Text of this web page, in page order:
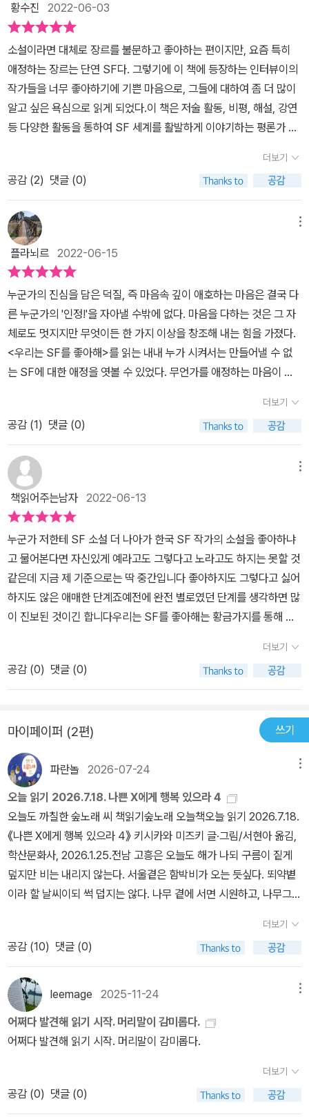
황수진 2022-06-03
소설이라면 대체로 장르를 불문하고 좋아하는 편이지만, 요즘 특히
애정하는 장르는 단연 SF다. 그렇기에 이 책에 등장하는 인터뷰이의
작가들을 너무 좋아하기에 기쁜 마음으로, 그들에 대하여 좀 더 많이
알고 싶은 욕심으로 읽게 되었다.이 책은 저술 활동, 비평, 해설, 강연
등 다양한 활동을 통하여 SF 세계를 활발하게 이야기하는 평론가 심
만나 나눈 인터뷰 내용을 담고 있다. 새로운 세상을 이야기하는 여섯
작가의 개개인의 가치관과 사고방식, 생활을 세밀하게 담은 인터뷰집
인 이 책을 읽는 것만으로도 오늘의 한국 SF 세계에 좀 더 깊숙이 발
을 들어놓은 듯한 느낌이 들어 좋다.저자는 책에는 정말 간편한 해답
도 확실한 구원도 없지만 읽는 행위는 우리에게 아주 많은 삶과 세계
를 불러온다고 말한다. 우리는 읽는 행위를 통해 한번도 살아보지 않
은 삶에 대해, 한번도 가보지 않은 세계에 대해 알게 되고 이를 통해
위안을 얻기도 하고 살아갈 힘을 얻기도 한다. 그런 면에서 SF는 무
척이나 혼란스럽지만 즐거운 장르라 할 수 있다. SF 장르에서는 삶과
세계의 가능성은 아주 폭넓게 펼쳐진다. SF에서는 종종 비인간은 비
인간적으로, 인간은 우주적으로 확장되곤 한다. 게다가 아득하게 멀
지만 곧 눈 앞에 도달할 듯한 세계가 묘사되기도 한다. 책이 그러하듯
이 SF 세계에서도 뾰족한 해답이나 구원은 없다. SF는 현실의 빈틈
과 가능성을 마주하는 공간이기에 더 즐겁고 더 혼란스럽다고 할까.
심보영 작가에게 SF를 쓰면서 과학적 또는 이론적 측면을 어떻게 채
우냐라는 질문에 대한 답은 심보영 작가 자체를 다시 보게 만들었다.
심보영 작가는 한 문장을 위해서라 할지라도 모르는 부분이 나오면
중학교 교과서부터 시작하여 고등학교, 대학교 교과서로 확장하여 공
부한다고 한다. 그리고 덧붙여서 '공부에는 자존심을 버리고 해야 해
요.'라는 말을 하였는데, 이렇게 공부 앞에 겸손함과 문장 하나의 소중
함을 깨친 작가라면 앞으로를 더 기대해도 되겠다는 생각이 들었다.
심보영 작가의 앞으로의 행보에 진심으로 응원하고 싶다. 김초엽 작
가가 <지구 끝의 온실>에 대한 인터뷰 중 식물에 대해 말한 내용들은
죽음에 대한 개념 자체도 다르다는 말이 신박하다. 그동안 우리는 많
은 것들을 인간의 입장에서만 바라봤구나 싶기도 하고 말이다.'나의
취향을 조금 내려 놓으면 새로운 세계를 만나게' 된다는 김초엽 작가
고 싶다. 어쩌면 취향이라 불리는 마음의 장벽 때문에 새로운 세걔를
새로운 작품들을 그동안 못 본 거라는 생각을 하니 조금은 물렁한 장
벽을 가지는 일도 괜찮을 듯 싶다. 가보지 못한 길, 알지 못한 세계를
알아가는 재미도 꽤 좋고 즐거우니까 말이다.SF세계에서는 여느 소
설보다 훨씬 쉽게 현실에서 일어나는 혐오나 차별이 자라지고, 장애
요인나 비정상이라고 여기는 요인들이 강점이 되곤 한다. '표준'이 바
뀐 세상을 상상하며 작가들은 오늘의 빈틈과 문제를 마주하며 내일의
가능성을 이야기 하곤 한다. 그렇다고 SF세계를 통해 작가들이 이야
기하는 세상이 유토피아나 이상세계는 아니다. 하지만 현실과는 달리
무언가 뒤바뀐 SF 세계를 통해 적어도 우리는 우리가 살아가는 세상
의 문제점과 고민에 좀 더 쉽게 다가서게 된다. 그리고 같이 고민하고
해결해가면서 적어도 지금보다는 달라진 미래를 꿈꿀 수 있게 된다.
오는 게 아닐까.이 책에 나오는 여섯 작가들은 각자의 방식으로 글을
쓴다. 작업 시간, 작업 공간과 이야기를 짜는 방식까지 모두 너무 다른
다. 하지만 글을 쓰는 즐거움만큼은 모두가 누리고 있는 듯하다. 아직
까지 한국에서 SF 장르는 공고히 자리를 잡지는 못하고 있다. 하지만
생각, 고민, 그리고 무엇보다 그들이 가진 열정과 유대감들을 통틀어
볼때 앞으로 한국 SF는 좀 더 굳건히 그 자리를 매겨가지 않을까하는
희망을 가져 본다. 그렇다. 우리는 SF를 좋아한다. 그리고 이렇게 SF
더보기
공감 (2) 댓글 (0)
플라뇌르 2022-06-15
누군가의 진심을 담은 덕질, 즉 마음속 깊이 애호하는 마음은 결국 다
른 누군가의 '인정!'을 자아낼 수밖에 없다. 마음을 다하는 것은 그 자
체로도 멋지지만 무엇이든 한 가지 이상을 창조해 내는 힘을 가졌다.
<우리는 SF를 좋아해>를 읽는 내내 누가 시켜서는 만들어낼 수 없
는 SF에 대한 애정을 엿볼 수 있었다. 무언가를 애정하는 마음이 이
마음과 SF 작가들을 애정하는 마음을 가득 담은 질문들과 사진들이
곁들여진 이 책은 평소 내가 애정하는 SF 작가들의 목소리를 들을 수
있어 더욱 반가웠다.책에는 정말로 간편한 해답도 확실한 구원도 없
지만, 읽는 행위는 아주 만흔 삶과 세계를 불러온다. '읽음을 통해서
우리가 간신히 희망할 수 있는 것은, 텍스트를 읽을 줄 아는 사람이 되
는 것이다. 그리고 삶과 세계는 텍스트이다.' 우리의 삶이 텍스트라면
우리는 상호 텍스트로 연결되어 있다. 우리의 세계는 시공간을 넘어
상호 의존한다. 타인을 읽는 행위는 그 자체로 인용이고 받아쓰기다.
나는 다른 이들의 이야기로 나를 고치고 깁고 늘리며 살았다. 한번도
가보지 않은 장소의 풍경을 알고 있듯이, 나는 내가 살아보지 않은 삶
을 안다. 연결되는 텍스트가 늘어날수록 나는 다채롭고 거대한 모자
이크가 된다. p.8<우리는 SF를 좋아해>는 굉장히 아름답고 인상적
인 저자의 서문으로 시작한다. 너무 멋지고 아름다워서 본격적으로
인터뷰 내용을 읽기 전에 여러 차례 반복해서 읽었다. 기회가 되면 작
채롭고 거대한 모자이크 같았다. SF의 색채가 짙은 작가부터 비교적
SF 농도가 옅은 작가, 세계 중심의 이야기를 쓰는 작가와 인물 중심
의 이야기를 쓰는 작가, 색과 농도가 다른 유리가 알알이 박혀 멋지고
거대한 스테인드글라스처럼 말이다. 6명의 작가들이 글을 쓰는 방
식, 지치지 않고 좋아하는 일을 하는 할 수 있는 방법(?), 좋아하는 작
가와 작품 등등 그간 SF 소설을 읽으면서 궁금했던 것들이 담겨 있었
다.자료와 메모를 쌓다가 어느 시점에 글을 쓰기 시작하시나요? 혹은
이야기 중에서 어디부터 쓰기 시작하시나요? 쓰고 싶은 문장, 결말
부분, 이야기가 시작하는 부분 등 선호하는 시작점이 있나요?- 다 갖
추고 나서 시작해요. 도입부, 결말부, 제가 쓰고 싶은 장면, 클라이맥
태, 제가 전체 흐름을 아는 상태에서 씁니다. 조각조각을 봤을 때 하나
의 이야기가 되겠다 싶으면 시작해요. p.103SF는 비 SF 작품과 달
리 우리에게 익숙한 세계에서 벌어지는 이야기가 아니다. 낯선 SF적
세계는 SF 장르와 친해지기 어렵게 만드는 것이기도 하지만 그만큼
또 매혹적인 것이기도 하다. 그 낯설고도 기이한 세계가 어떻게 지어
지는지, 어떻게 이야기가 시작되는지 알 수 있어 SF가 낯설게 느껴지
거나 좀 어렵게 느껴지는 독자에게도 이 책을 추천하고 싶다.6명의
작가와 6개의 인터뷰. 각각의 인터뷰는 각기 다른 색, 다른 맛을 가졌
다. 이 책에 인용된 '온 우주에 공통의 현재는 존재하지 않는다.'라는
더보기
공감 (1) 댓글 (0)
책읽어주는남자 2022-06-13
누군가 저한테 SF 소설 더 나아가 한국 SF 작가의 소설을 좋아하냐
고 물어본다면 자신있게 예라고도 그렇다고 노라고도 하지는 못할 것
같은데 지금 제 기준으로는 딱 중간입니다 좋아하지도 그렇다고 싫어
하지도 않은 애매한 단계죠예전에 완전 별로였던 단계를 생각하면 많
이 진보된 것이긴 합니다​​우리는 SF를 좋아해는 황금가지를 통해 국
나온 한국 SF 작가 인터뷰집입니다 전체적인 구성이나 편집등은 팬
서비스에 가까운 책이라고 할 수 있습니다요즘은 한국 SF 작품들이
베스트셀러 상위권에 자주 등장할정도로 최고의 전성기를 맞이하고
에서는 고인물 또는 시조새에 가까운 듀나 작가부터 요즘 핫한 젊은
작가들 정세랑,김초엽 작가까지 총 6명 작가와 진솔한 대담을 나누고
있습니다저처럼 이제 막 관심을 갖고 시작한 초보입문자도 충분히 재
밌게 즐길 수 있는 책인데 아마 이쪽 장르에 관심 많으신 독자들분들
은 이 책 나오자마자 1인 1책씩 구입하셨을 것입니다장르에 상관없이
책 자체를 워낙 좋아하다보니 6명의 작가 이름이 그렇게 낮설지 않은
데 부끄럽게도 6명의 작가분중에서 책을 실제로 읽은 것은 김초엽 작
가님뿐이네요독자입장에서 분발해야될 것 같습니다책 받자마자 사전
지식 없이 펼쳐보았는데 듀나 파트에 여자분 사진이 있어서 앗 듀나
인터뷰어 사진이더군요 ㅎㅎㅎ사실 헷갈릴 수밖에 없는 것이 파트별
로 작가 사진이 다 들어가 있습니다​결국 이번에도 듀나님의 성별 나
이 얼굴은 미스터리가 되었습니다김초엽 작가이십니다이분의 책을
처음 읽었을때의 낮설음과 설레임은 아직도 생생하네요단편집이긴
했지만 상징성과 서사구조는 장편에 가까웠습니다​책 전체적으로 텍
스트가 많긴 하지만 사진의 비중도 꽤 큰 편이기에 작가분들의 평소
모습이 궁금하셨던 독자분들은 아주 만족스러운 구성일것입니다​내용
기에 가능한 프로젝트였고 결과물도 보시다시피 매우 훌륭했습니다​
더보기
공감 (0) 댓글 (0)
마이페이퍼 (2편) 쓰기
파란놀 2026-07-24
오늘 읽기 2026.7.18. 나쁜 X에게 행복 있으라 4
오늘도 까칠한 숲노래 씨 책읽기숲노래 오늘책오늘 읽기 2026.7.18.
《나쁜 X에게 행복 있으라 4》 키시카와 미즈키 글·그림/서현아 옮김,
학산문화사, 2026.1.25.전남 고흥은 오늘도 해가 나되 구름이 짙게
덮지만 비는 내리지 않는다. 서울곁은 함박비가 오는 듯싶다. 뙤약볕
이라 할 날씨이되 썩 덥지는 않다. 나무 곁에 서면 시원하고, 나무그늘
가다듬는다. 땀을 실컷 뺀 뒤에는 샘물로 말끔히 씻고서 빨래를 한다.
《나쁜 X에게 행복 있으라 4》을 읽고서 다섯걸음도 읽었다. 누구를
좋아하면서도 “내가 누구를 좋아할 만한가?” 하고 걱정하거나 두려
워하는 여러 사람이 엇갈리는 줄거리이다. 좋아하든 안 좋아하든, 싫
어하든 안 싫어하든, 누구나 이렇게 보거나 따질 수 있다. 그저 ‘좋음
싫음’이라는 두 갈래로 끊으려 하니 언제나 벼랑끝 같고, 언제나 조바
심으로 잇는다. “쟤는 날 안 좋아하면 어쩌지?”라든지 “이제 날 안 좋
아하면 어떡해?” 같은 근심걱정은 서로 옭아맨다. 처음에는 눈이 가
고 마음이 끌릴 수 있을 텐데, 이때에 ‘사랑’인지 아닌지 스스로 돌아
더보기
공감 (10) 댓글 (0)
leemage 2025-11-24
어쩌다 발견해 읽기 시작. 머리말이 감미롭다.
어쩌다 발견해 읽기 시작. 머리말이 감미롭다.
더보기
공감 (0) 댓글 (0)